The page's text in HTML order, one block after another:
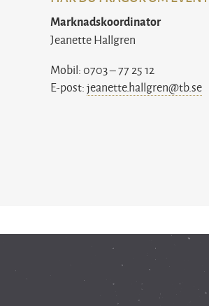
Marknadskoordinator
Jeanette Hallgren
Mobil: 0703 – 77 25 12
E-post:jeanette.hallgren@tb.se